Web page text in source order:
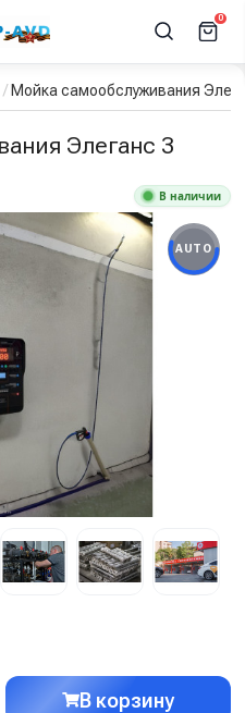
0
Мойка самообслуживания
Элеганс 3
В наличии
AUTO
В корзину